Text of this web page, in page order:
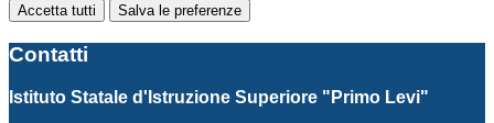
Accetta tutti Salva le preferenze
Contatti
Istituto Statale d'Istruzione Superiore "Primo Levi"